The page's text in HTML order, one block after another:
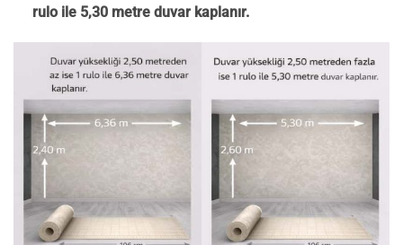
rulo ile 5,30 metre duvar kaplanır.